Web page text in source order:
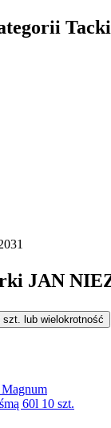
Tacki
JAN
szt. lub wielokrotność
60l 10 szt.